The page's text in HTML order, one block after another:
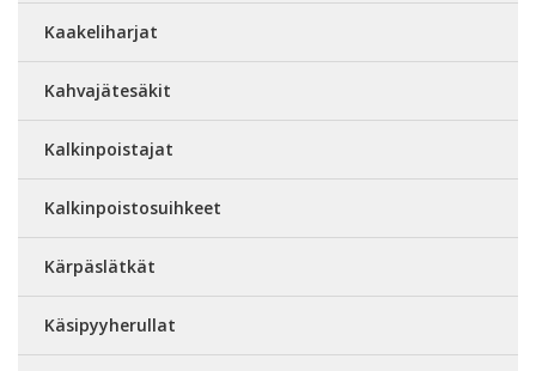
Kaakeliharjat
Kahvajätesäkit
Kalkinpoistajat
Kalkinpoistosuihkeet
Kärpäslätkät
Käsipyyherullat